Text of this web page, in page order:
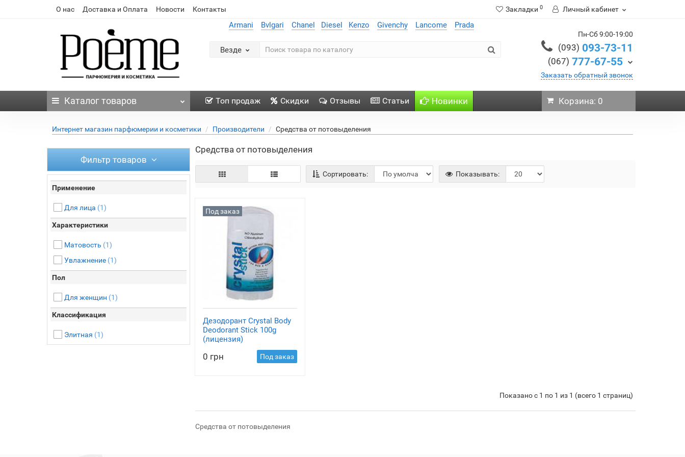
О нас Доставка и Оплата Новости Контакты Закладки 0 Личный кабинет
Armani Bvlgari Chanel Diesel Kenzo Givenchy Lancome Prada
Везде
Пн-Сб 9:00-19:00
(093) 093-73-11
(067) 777-67-55
Заказать обратный звонок
Каталогтоваров Топ продаж Скидки Отзывы Статьи Новинки Корзина: 0
Интернет магазин парфюмерии и косметики Производители Средства от потовыделения
Фильтр товаров
Применение
Для лица (1)
Характеристики
Матовость (1)
Увлажнение (1)
Пол
Для женщин (1)
Классификация
Элитная (1)
Средства от потовыделения
Сортировать: Показывать:
Под заказ
Дезодорант Crystal Body
Deodorant Stick 100g
(лицензия)
0 грн Под заказ
Показано с 1 по 1 из 1 (всего 1 страниц)
Средства от потовыделения